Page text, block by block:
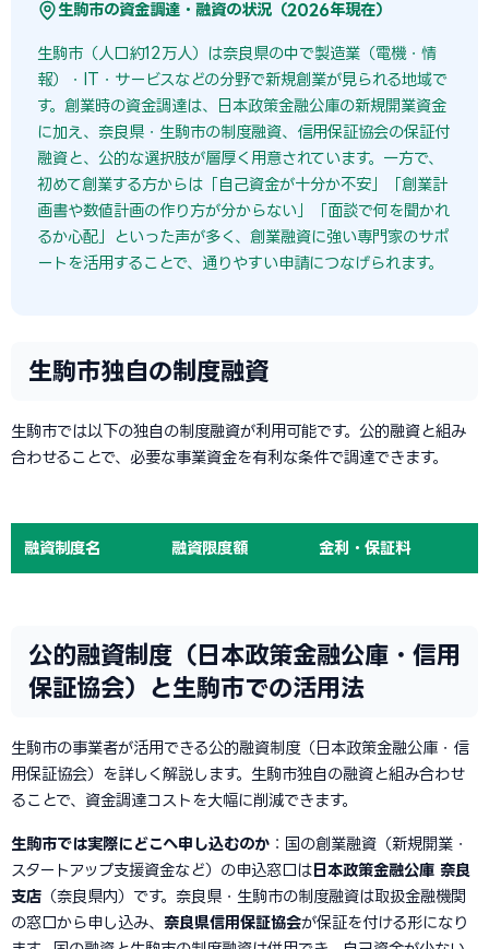
生駒市の資金調達・融資の状況（2026年現在）
生駒市（人口約12万人）は奈良県の中で製造業（電機・情
報）・IT・サービスなどの分野で新規創業が見られる地域で
す。創業時の資金調達は、日本政策金融公庫の新規開業資金
に加え、奈良県・生駒市の制度融資、信用保証協会の保証付
融資と、公的な選択肢が層厚く用意されています。一方で、
初めて創業する方からは「自己資金が十分か不安」「創業計
画書や数値計画の作り方が分からない」「面談で何を聞かれ
るか心配」といった声が多く、創業融資に強い専門家のサポ
ートを活用することで、通りやすい申請につなげられます。
生駒市独自の制度融資
生駒市では以下の独自の制度融資が利用可能です。公的融資と組み
合わせることで、必要な事業資金を有利な条件で調達できます。
融資制度名 融資限度額 金利・保証料
公的融資制度（日本政策金融公庫・信用
保証協会）と生駒市での活用法
生駒市の事業者が活用できる公的融資制度（日本政策金融公庫・信
用保証協会）を詳しく解説します。生駒市独自の融資と組み合わせ
ることで、資金調達コストを大幅に削減できます。
生駒市では実際にどこへ申し込むのか ：国の創業融資（新規開業・
スタートアップ支援資金など）の申込窓口は 日本政策金融公庫 奈良
支店 （奈良県内）です。奈良県・生駒市の制度融資は取扱金融機関
の窓口から申し込み、 奈良県信用保証協会が保証を付ける形になり